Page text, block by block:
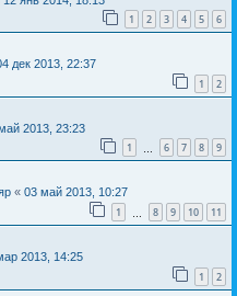
1 2 3 4 5 6
дек 2013, 22:37
1 2
2013, 23:23
1 6 7 8 9
« 03 май 2013, 10:27
1 8 9 10 11
2013, 14:25
1 2